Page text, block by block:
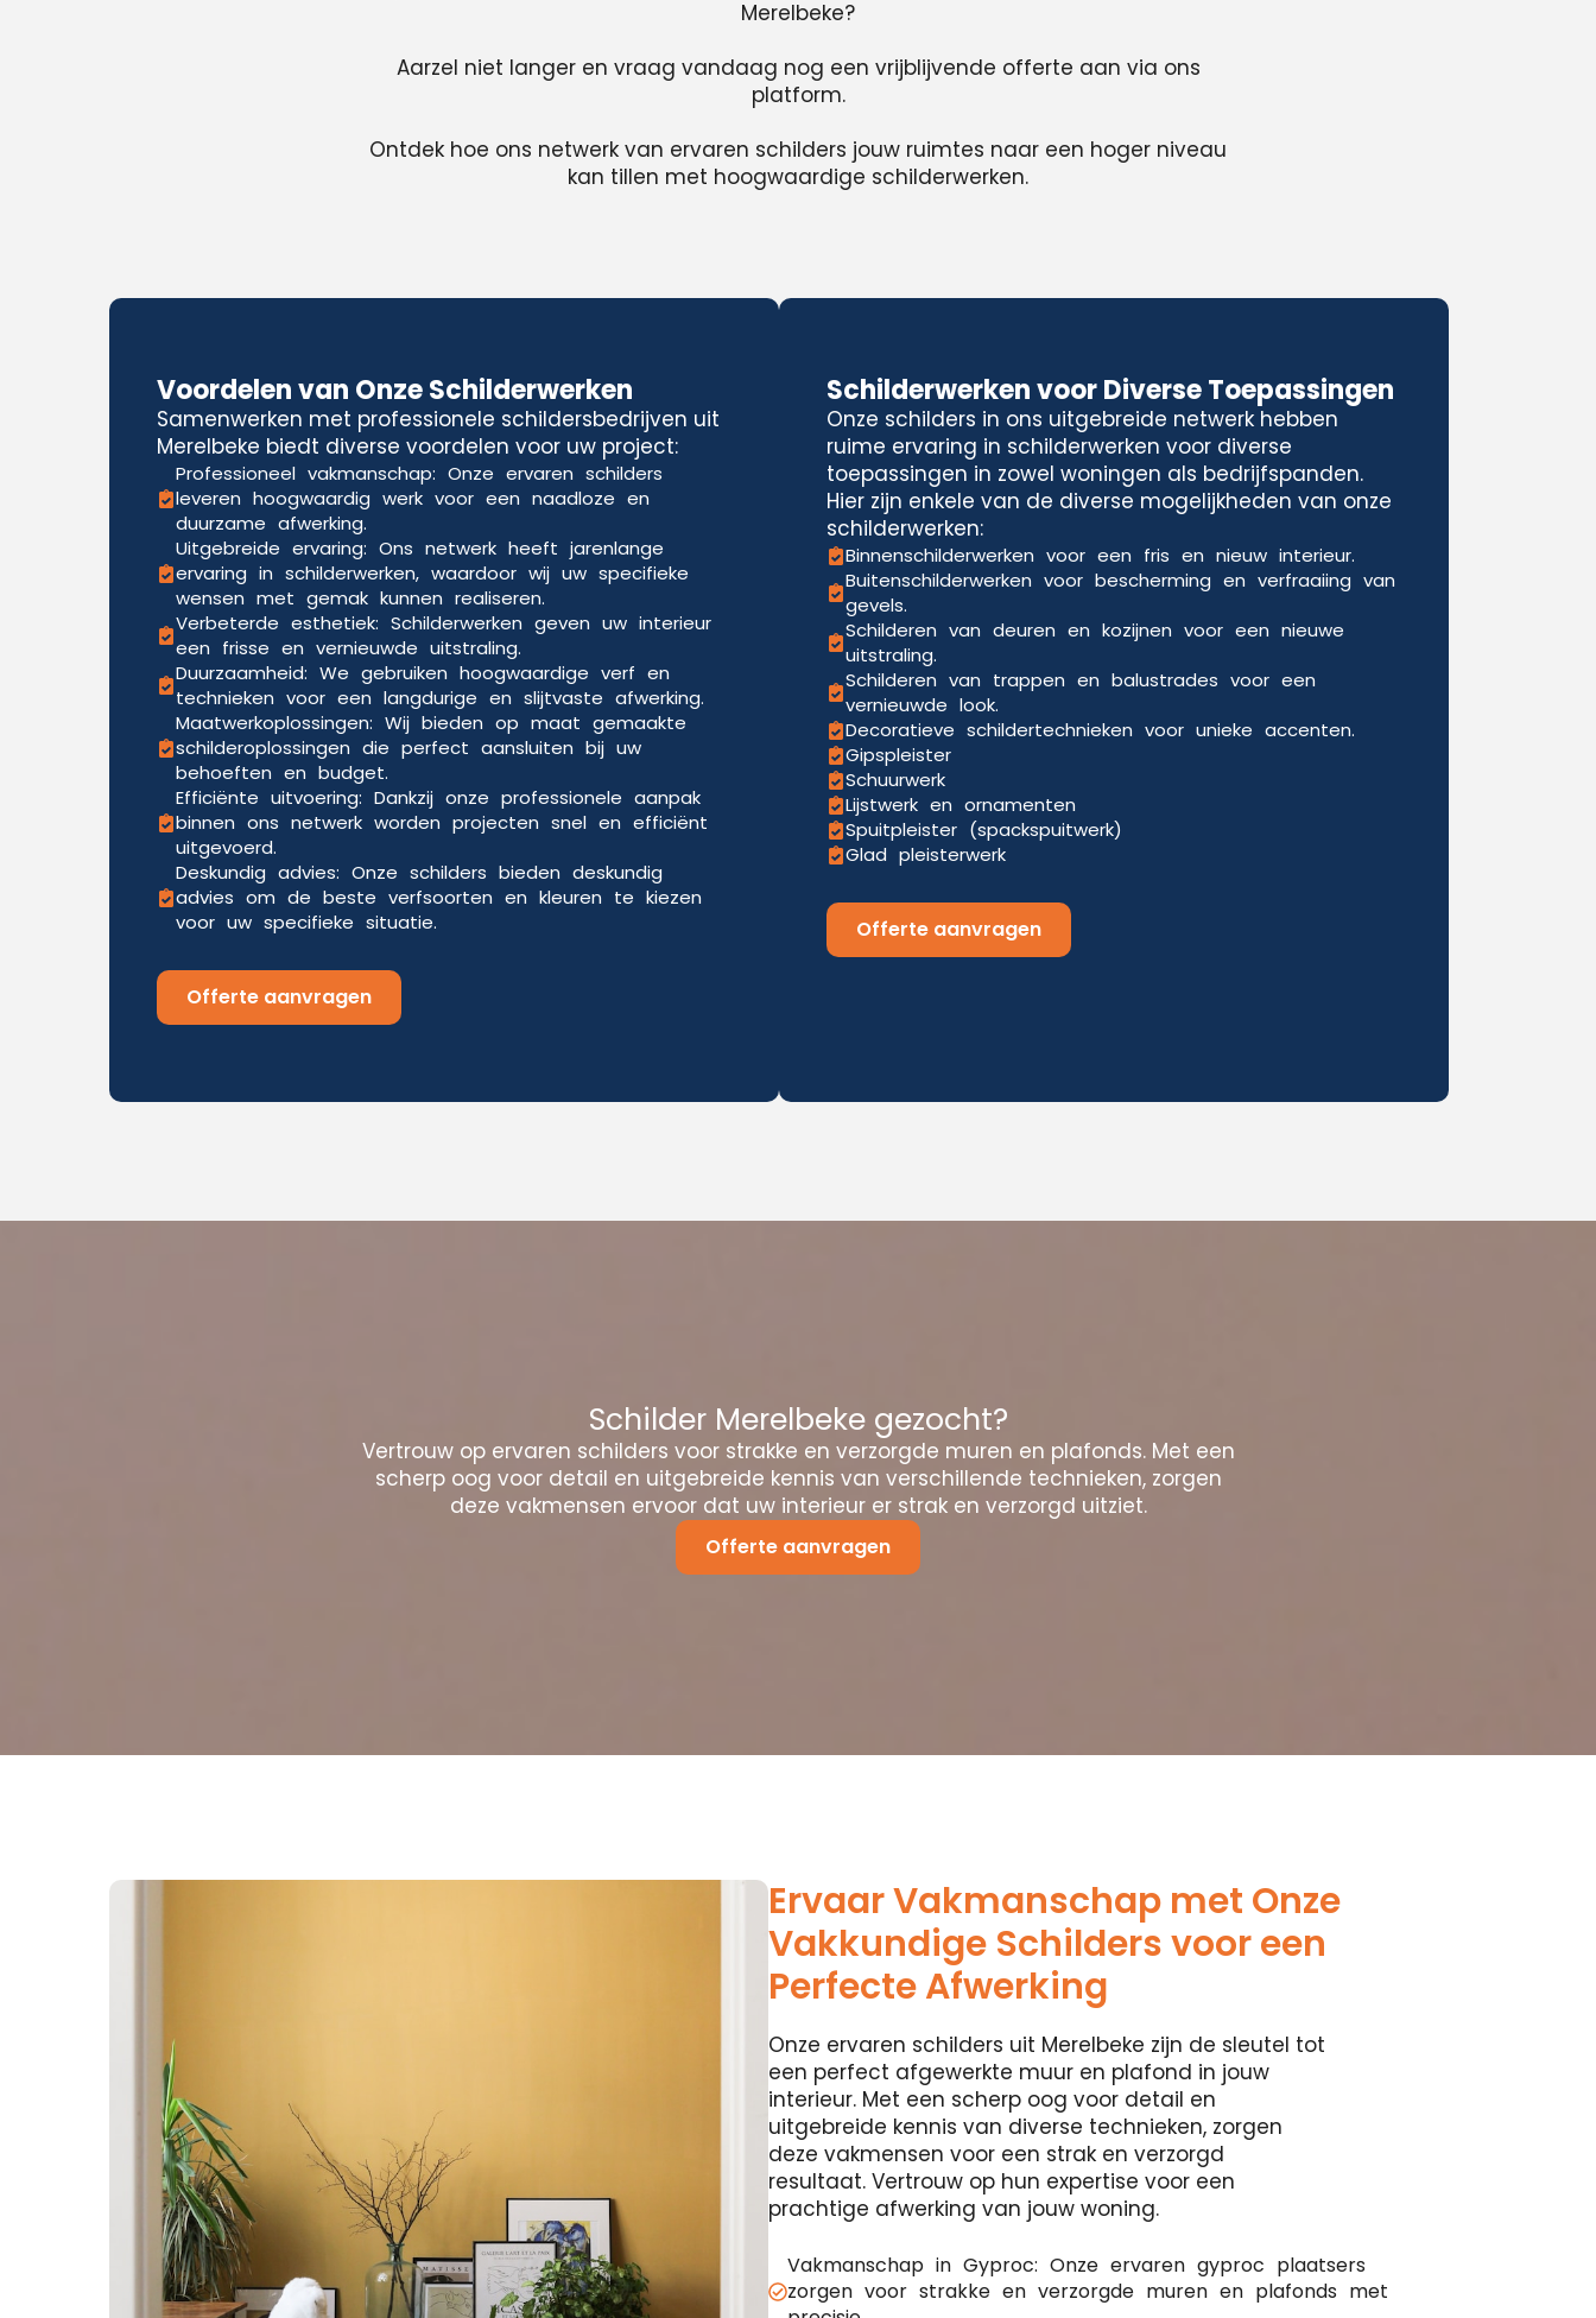
Merelbeke?
Aarzel niet langer en vraag vandaag nog een vrijblijvende offerte aan via ons
platform.
Ontdek hoe ons netwerk van ervaren schilders jouw ruimtes naar een hoger niveau
kan tillen met hoogwaardige schilderwerken.
Voordelen van Onze Schilderwerken
Samenwerken met professionele schildersbedrijven uit
Merelbeke biedt diverse voordelen voor uw project:
Professioneel vakmanschap: Onze ervaren schilders
leveren hoogwaardig werk voor een naadloze en
duurzame afwerking.
Uitgebreide ervaring: Ons netwerk heeft jarenlange
ervaring in schilderwerken, waardoor wij uw specifieke
wensen met gemak kunnen realiseren.
Verbeterde esthetiek: Schilderwerken geven uw interieur
een frisse en vernieuwde uitstraling.
Duurzaamheid: We gebruiken hoogwaardige verf en
technieken voor een langdurige en slijtvaste afwerking.
Maatwerkoplossingen: Wij bieden op maat gemaakte
schilderoplossingen die perfect aansluiten bij uw
behoeften en budget.
Efficiënte uitvoering: Dankzij onze professionele aanpak
binnen ons netwerk worden projecten snel en efficiënt
uitgevoerd.
Deskundig advies: Onze schilders bieden deskundig
advies om de beste verfsoorten en kleuren te kiezen
voor uw specifieke situatie.
Offerte aanvragen
Schilderwerken voor Diverse Toepassingen
Onze schilders in ons uitgebreide netwerk hebben
ruime ervaring in schilderwerken voor diverse
toepassingen in zowel woningen als bedrijfspanden.
Hier zijn enkele van de diverse mogelijkheden van onze
schilderwerken:
Binnenschilderwerken voor een fris en nieuw interieur.
Buitenschilderwerken voor bescherming en verfraaiing van
gevels.
Schilderen van deuren en kozijnen voor een nieuwe
uitstraling.
Schilderen van trappen en balustrades voor een
vernieuwde look.
Decoratieve schildertechnieken voor unieke accenten.
Gipspleister
Schuurwerk
Lijstwerk en ornamenten
Spuitpleister (spackspuitwerk)
Glad pleisterwerk
Offerte aanvragen
Schilder Merelbeke gezocht?
Vertrouw op ervaren schilders voor strakke en verzorgde muren en plafonds. Met een
scherp oog voor detail en uitgebreide kennis van verschillende technieken, zorgen
deze vakmensen ervoor dat uw interieur er strak en verzorgd uitziet.
Offerte aanvragen
Ervaar Vakmanschap met Onze
Vakkundige Schilders voor een
Perfecte Afwerking
Onze ervaren schilders uit Merelbeke zijn de sleutel tot
een perfect afgewerkte muur en plafond in jouw
interieur. Met een scherp oog voor detail en
uitgebreide kennis van diverse technieken, zorgen
deze vakmensen voor een strak en verzorgd
resultaat. Vertrouw op hun expertise voor een
prachtige afwerking van jouw woning.
Vakmanschap in Gyproc: Onze ervaren gyproc plaatsers
zorgen voor strakke en verzorgde muren en plafonds met